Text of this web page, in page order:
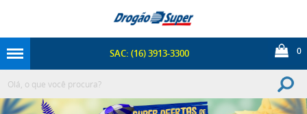
SAC: (16) 3913-3300 0